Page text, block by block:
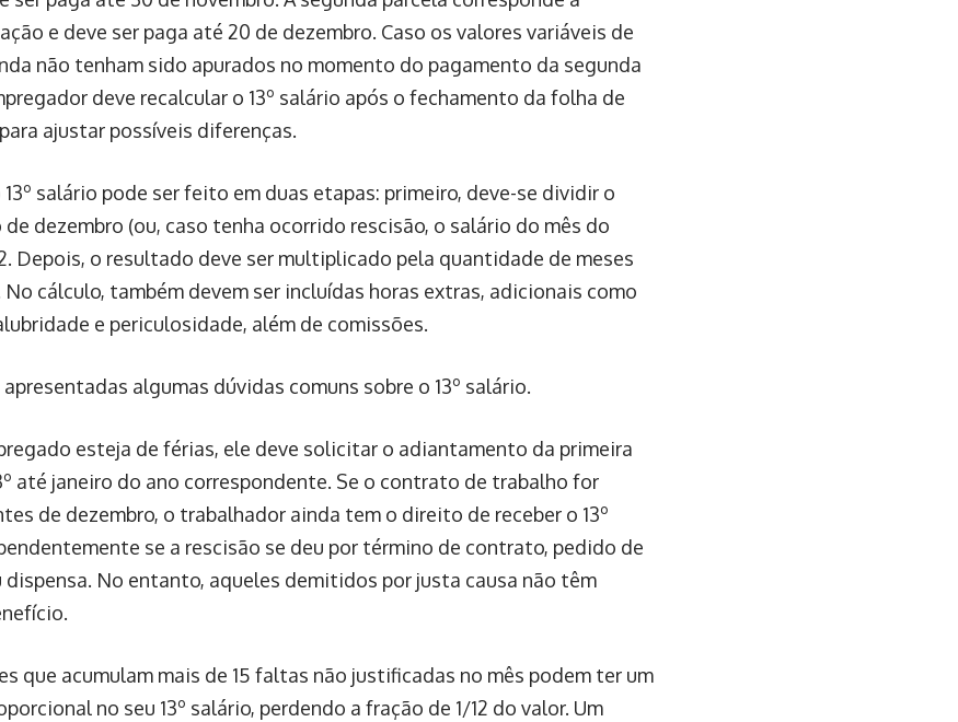
e deve ser paga até 20 de dezembro. Caso os valores variáveis de
não tenham sido apurados no momento do pagamento da segunda
deve recalcular o 13º salário após o fechamento da folha de
ajustar possíveis diferenças.
salário pode ser feito em duas etapas: primeiro, deve-se dividir o
dezembro (ou, caso tenha ocorrido rescisão, o salário do mês do
Depois, o resultado deve ser multiplicado pela quantidade de meses
cálculo, também devem ser incluídas horas extras, adicionais como
e periculosidade, além de comissões.
apresentadas algumas dúvidas comuns sobre o 13º salário.
esteja de férias, ele deve solicitar o adiantamento da primeira
até janeiro do ano correspondente. Se o contrato de trabalho for
de dezembro, o trabalhador ainda tem o direito de receber o 13º
se a rescisão se deu por término de contrato, pedido de
dispensa. No entanto, aqueles demitidos por justa causa não têm
que acumulam mais de 15 faltas não justificadas no mês podem ter um
no seu 13º salário, perdendo a fração de 1/12 do valor. Um